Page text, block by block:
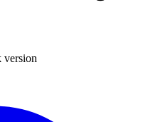
version